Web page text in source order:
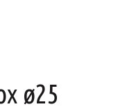
ø25